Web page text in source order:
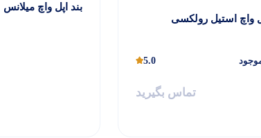
واچ استیل رولکسی
5.0
تماس بگیرید
بند اپل واچ میلانس